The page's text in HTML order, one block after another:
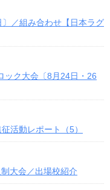
／組み合わせ【日本ラグ
ック大会〔8月24日・26
活動レポート（5）
大会／出場校紹介